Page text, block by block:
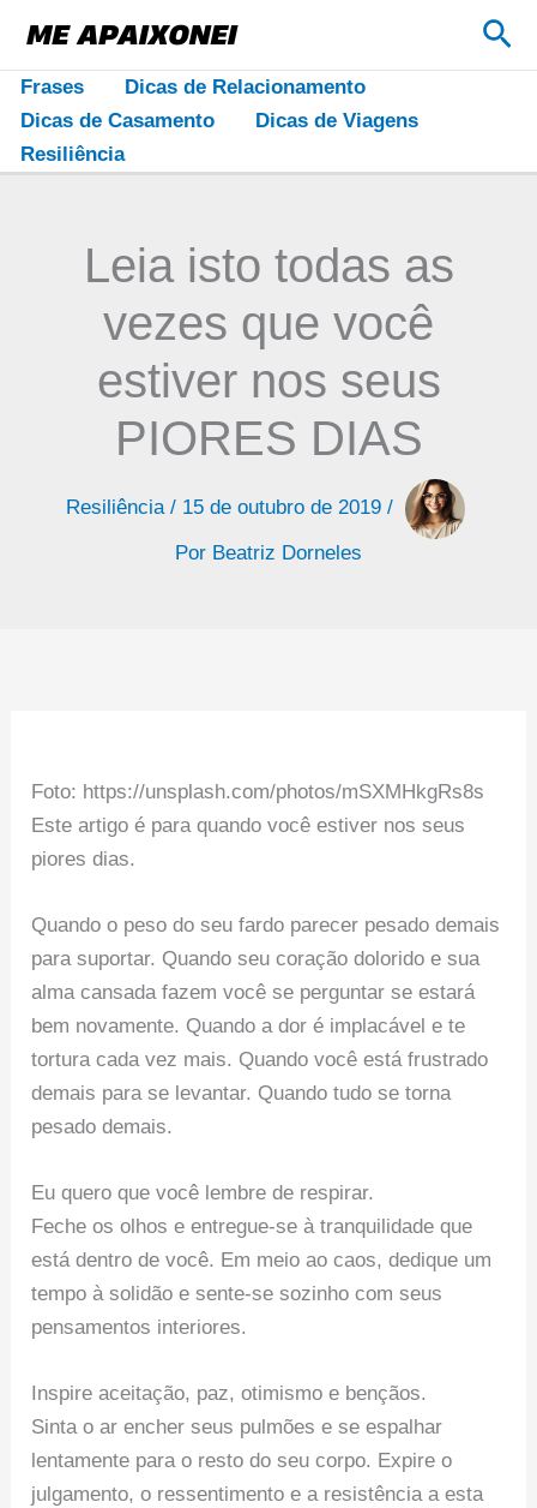
para
conteúdo
Frases
Dicas de Relacionamento
Dicas de Casamento
Dicas de Viagens
Resiliência
Leia isto todas as
vezes que você
estiver nos seus
PIORES DIAS
Resiliência/ 15 de outubro de 2019 /
Por Beatriz Dorneles
Foto: https://unsplash.com/photos/mSXMHkgRs8s
Este artigo é para quando você estiver nos seus
piores dias.
Quando o peso do seu fardo parecer pesado demais
para suportar. Quando seu coração dolorido e sua
alma cansada fazem você se perguntar se estará
bem novamente. Quando a dor é implacável e te
tortura cada vez mais. Quando você está frustrado
demais para se levantar. Quando tudo se torna
pesado demais.
Eu quero que você lembre de respirar.
Feche os olhos e entregue-se à tranquilidade que
está dentro de você. Em meio ao caos, dedique um
tempo à solidão e sente-se sozinho com seus
pensamentos interiores.
Inspire aceitação, paz, otimismo e bençãos.
Sinta o ar encher seus pulmões e se espalhar
lentamente para o resto do seu corpo. Expire o
julgamento, o ressentimento e a resistência a esta